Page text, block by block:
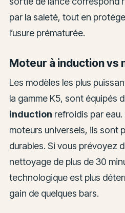
par la saleté, tout en
l’usure prématurée.
Moteur à induction vs
Les modèles les plus
la gamme K5, sont équipés
induction refroidis par
moteurs universels, ils sont
durables. Si vous prévoyez
nettoyage de plus de 30
technologique est plus
gain de quelques bars.